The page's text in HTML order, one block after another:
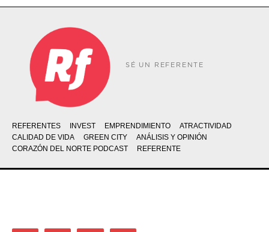
SÉ UN REFERENTE
REFERENTES INVEST EMPRENDIMIENTO
ATRACTIVIDAD
CALIDAD DE VIDA
GREEN CITY
ANÁLISIS Y OPINIÓN
CORAZÓN DEL NORTE PODCAST
REFERENTE